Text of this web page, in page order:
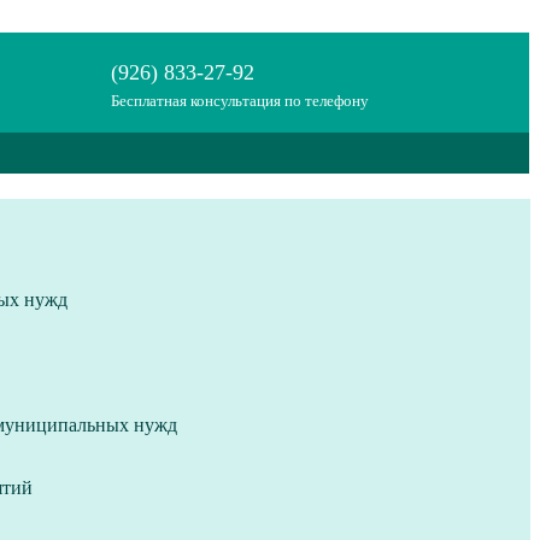
(926) 833-27-92
Бесплатная консультация по телефону
нужд
нужд